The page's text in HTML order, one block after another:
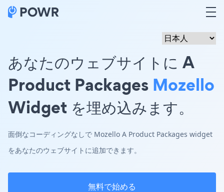
あなたのウェブサイトに A
Product Packages Mozello
Widget を埋め込みます。
面倒なコーディングなしで Mozello A Product Packages widget
をあなたのウェブサイトに追加できます。
無料で始める